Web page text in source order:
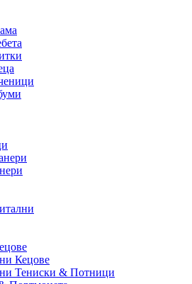
Кецове
Тениски & Потници